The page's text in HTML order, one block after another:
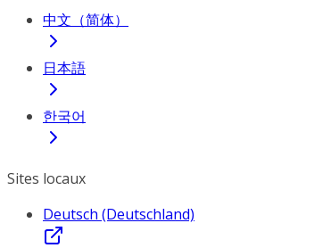
中文（简体）
日本語
한국어
Sites locaux
Deutsch (Deutschland)